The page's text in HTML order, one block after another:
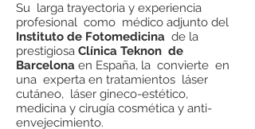
Su larga trayectoria y experiencia
profesional como médico adjunto del
Instituto de Fotomedicina de la
prestigiosa Clínica Teknon de
Barcelona en España, la convierte en
una experta en tratamientos láser
cutáneo, láser gineco-estético,
medicina y cirugía cosmética y anti-
envejecimiento.